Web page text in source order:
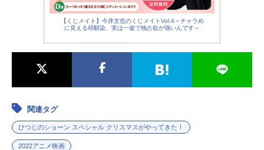
【くじメイト】今井文也のくじメイトVol.4～チャラめ
に見える幼馴染、実は一途で独占欲が強いんです～
関連タグ
ひつじのショーン スペシャル クリスマスがやってきた！
2022アニメ映画